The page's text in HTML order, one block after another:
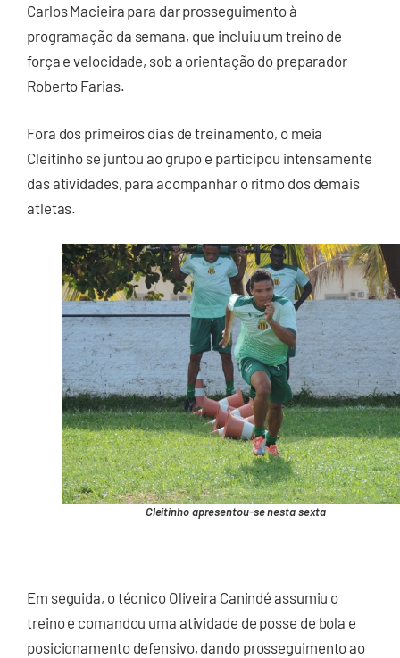
Carlos Macieira para dar prosseguimento à
programação da semana, que incluiu um treino de
força e velocidade, sob a orientação do preparador
Roberto Farias.
Fora dos primeiros dias de treinamento, o meia
Cleitinho se juntou ao grupo e participou intensamente
das atividades, para acompanhar o ritmo dos demais
atletas.
Cleitinho apresentou-se nesta sexta
Em seguida, o técnico Oliveira Canindé assumiu o
treino e comandou uma atividade de posse de bola e
posicionamento defensivo, dando prosseguimento ao